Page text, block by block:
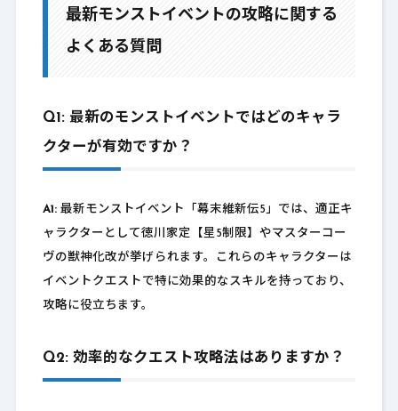
最新モンストイベントの攻略に関する
よくある質問
Q1: 最新のモンストイベントではどのキャラ
クターが有効ですか？
A1:最新モンストイベント「幕末維新伝5」では、適正キ
ャラクターとして徳川家定【星5制限】やマスターコー
ヴの獣神化改が挙げられます。これらのキャラクターは
イベントクエストで特に効果的なスキルを持っており、
攻略に役立ちます。
Q2: 効率的なクエスト攻略法はありますか？